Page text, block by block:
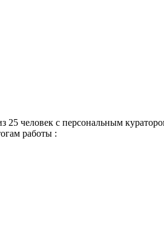
25 человек с персональным
работы :